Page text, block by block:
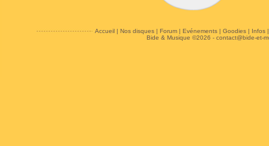
Accueil| Nos disques| Forum| Evénements| Goodies| Infos
Bide & Musique ©2026 - contact@bide-et-